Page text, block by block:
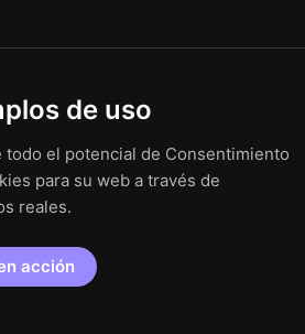
de uso
todo el potencial de Consentimiento
para su web a través de
reales.
acción